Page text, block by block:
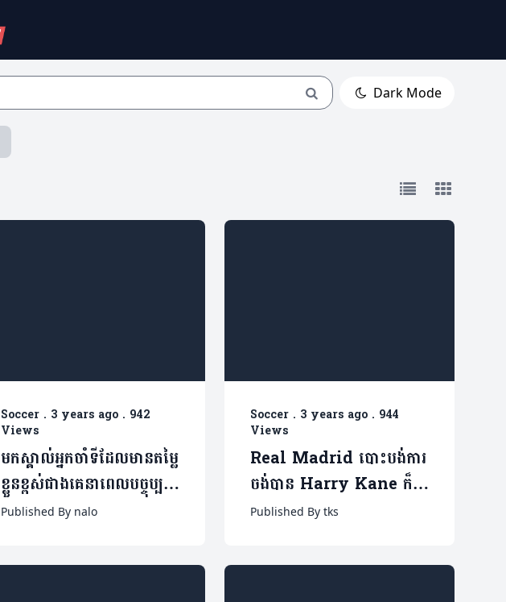
Dark Mode
Soccer . 3 years ago . 942
Views
មកស្គាល់អ្នកចាំទីដែលមានតម្លៃ
ខ្លួនខ្ពស់ជាងគេនាពេលបច្ចុប្បន្ន
នេះ
Published By nalo
Soccer . 3 years ago . 944
Views
Real Madrid បោះបង់ការ
ចង់បាន Harry Kane ក៏
ព្រោះតែ…
Published By tks